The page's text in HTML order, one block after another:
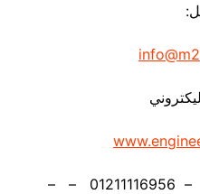
موبايل: 01211116954 – – 01211116956 – –